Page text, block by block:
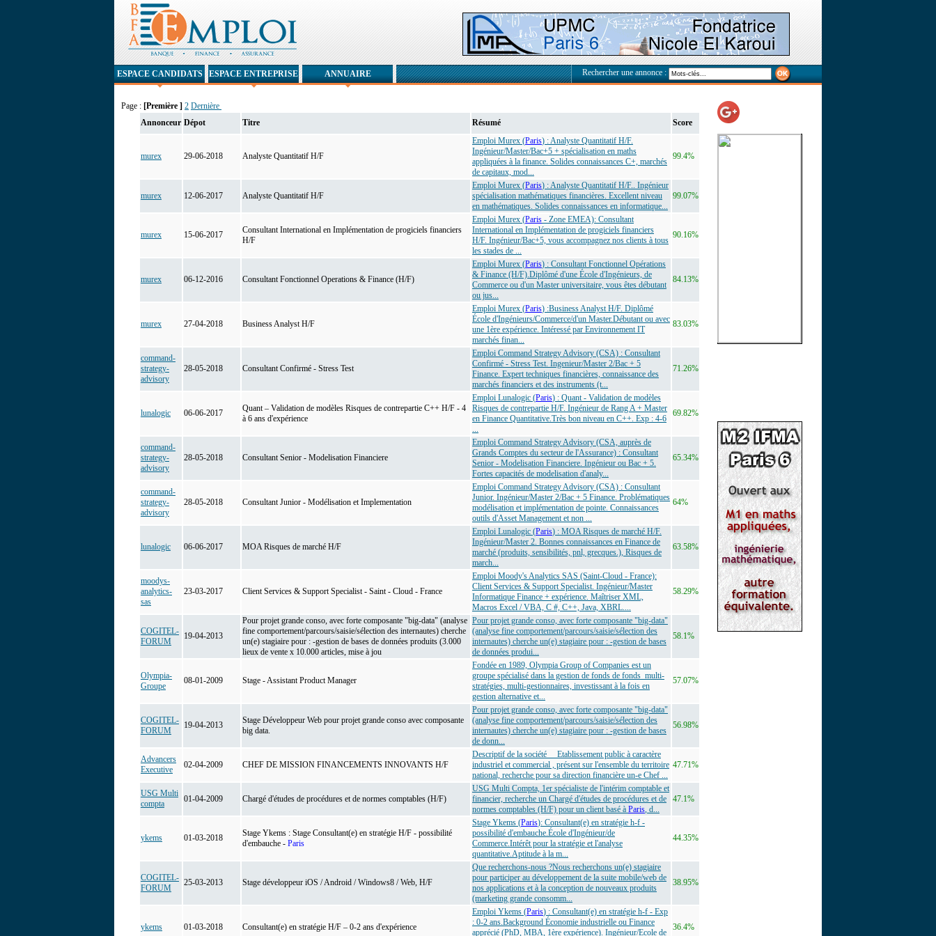
Page : [Première ] 2 Dernière
Annonceur Dépot Titre Résumé Score
murex 29-06-2018 Analyste Quantitatif H/F
Emploi Murex (Paris) : Analyste Quantitatif H/F.
Ingénieur/Master/Bac+5 + spécialisation en maths
appliquées à la finance. Solides connaissances C+, marchés
de capitaux, mod...
99.4%
murex 12-06-2017 Analyste Quantitatif H/F
Emploi Murex (Paris) : Analyste Quantitatif H/F.. Ingénieur
spécialisation mathématiques financières. Excellent niveau
en mathématiques. Solides connaissances en informatique...
99.07%
murex 15-06-2017
Consultant International en Implémentation de progiciels financiers
H/F
Emploi Murex (Paris - Zone EMEA): Consultant
International en Implémentation de progiciels financiers
H/F. Ingénieur/Bac+5, vous accompagnez nos clients à tous
les stades de ...
90.16%
murex 06-12-2016 Consultant Fonctionnel Operations & Finance (H/F)
Emploi Murex (Paris) : Consultant Fonctionnel Opérations
& Finance (H/F).Diplômé d'une École d'Ingénieurs, de
Commerce ou d'un Master universitaire, vous êtes débutant
ou jus...
84.13%
murex 27-04-2018 Business Analyst H/F
Emploi Murex (Paris) :Business Analyst H/F. Diplômé
École d'Ingénieurs/Commerce/d'un Master.Débutant ou avec
une 1ère expérience. Intéressé par Environnement IT
marchés finan...
83.03%
command-
strategy-
advisory
28-05-2018 Consultant Confirmé - Stress Test
Emploi Command Strategy Advisory (CSA) : Consultant
Confirmé - Stress Test. Ingenieur/Master 2/Bac + 5
Finance. Expert techniques financières, connaissance des
marchés financiers et des instruments (t...
71.26%
lunalogic 06-06-2017
Quant – Validation de modèles Risques de contrepartie C++ H/F - 4
à 6 ans d'expérience
Emploi Lunalogic (Paris) : Quant - Validation de modèles
Risques de contrepartie H/F. Ingénieur de Rang A + Master
en Finance Quantitative.Très bon niveau en C++. Exp : 4-6
...
69.82%
command-
strategy-
advisory
28-05-2018 Consultant Senior - Modelisation Financiere
Emploi Command Strategy Advisory (CSA, auprès de
Grands Comptes du secteur de l'Assurance) : Consultant
Senior - Modelisation Financiere. Ingénieur ou Bac + 5.
Fortes capacités de modelisation d'analy...
65.34%
command-
strategy-
advisory
28-05-2018 Consultant Junior - Modélisation et Implementation
Emploi Command Strategy Advisory (CSA) : Consultant
Junior. Ingénieur/Master 2/Bac + 5 Finance. Problématiques
modélisation et implémentation de pointe. Connaissances
outils d'Asset Management et non ...
64%
lunalogic 06-06-2017 MOA Risques de marché H/F
Emploi Lunalogic (Paris) : MOA Risques de marché H/F.
Ingénieur/Master 2. Bonnes connaissances en Finance de
marché (produits, sensibilités, pnl, grecques.), Risques de
march...
63.58%
moodys-
analytics-
sas
23-03-2017 Client Services & Support Specialist - Saint - Cloud - France
Emploi Moody's Analytics SAS (Saint-Cloud - France):
Client Services & Support Specialist. Ingénieur/Master
Informatique Finance + expérience. Maîtriser XML,
Macros Excel / VBA, C #, C++, Java, XBRL....
58.29%
COGITEL-
FORUM
19-04-2013
Pour projet grande conso, avec forte composante "big-data" (analyse
fine comportement/parcours/saisie/sélection des internautes) cherche
un(e) stagiaire pour : -gestion de bases de données produits (3.000
lieux de vente x 10.000 articles, mise à jou
Pour projet grande conso, avec forte composante "big-data"
(analyse fine comportement/parcours/saisie/sélection des
internautes) cherche un(e) stagiaire pour : -gestion de bases
de données produi...
58.1%
Olympia-
Groupe
08-01-2009 Stage - Assistant Product Manager
Fondée en 1989, Olympia Group of Companies est un
groupe spécialisé dans la gestion de fonds de fonds multi-
stratégies, multi-gestionnaires, investissant à la fois en
gestion alternative et...
57.07%
COGITEL-
FORUM
19-04-2013
Stage Développeur Web pour projet grande conso avec composante
big data.
Pour projet grande conso, avec forte composante "big-data"
(analyse fine comportement/parcours/saisie/sélection des
internautes) cherche un(e) stagiaire pour : -gestion de bases
de donn...
56.98%
Advancers
Executive
02-04-2009 CHEF DE MISSION FINANCEMENTS INNOVANTS H/F
Descriptif de la société Etablissement public à caractère
industriel et commercial , présent sur l'ensemble du territoire
national, recherche pour sa direction financière un-e Chef ...
47.71%
USG Multi
compta
01-04-2009 Chargé d'études de procédures et de normes comptables (H/F)
USG Multi Compta, 1er spécialiste de l'intérim comptable et
financier, recherche un Chargé d'études de procédures et de
normes comptables (H/F) pour un client basé à Paris, d...
47.1%
ykems 01-03-2018
Stage Ykems : Stage Consultant(e) en stratégie H/F - possibilité
d'embauche - Paris
Stage Ykems (Paris): Consultant(e) en stratégie h-f -
possibilité d'embauche.École d'Ingénieur/de
Commerce.Intérêt pour la stratégie et l'analyse
quantitative.Aptitude à la m...
44.35%
COGITEL-
FORUM
25-03-2013 Stage développeur iOS / Android / Windows8 / Web, H/F
Que recherchons-nous ?Nous recherchons un(e) stagiaire
pour participer au développement de la suite mobile/web de
nos applications et à la conception de nouveaux produits
(marketing grande consomm...
38.95%
ykems 01-03-2018 Consultant(e) en stratégie H/F – 0-2 ans d'expérience
Emploi Ykems (Paris) : Consultant(e) en stratégie h-f - Exp
: 0-2 ans.Background Économie industrielle ou Finance
apprécié (PhD, MBA, 1ère expérience). Ingénieur/Ecole de
36.4%
ESPACE CANDIDATS ESPACE ENTREPRISE ANNUAIRE Rechercher une annonce :